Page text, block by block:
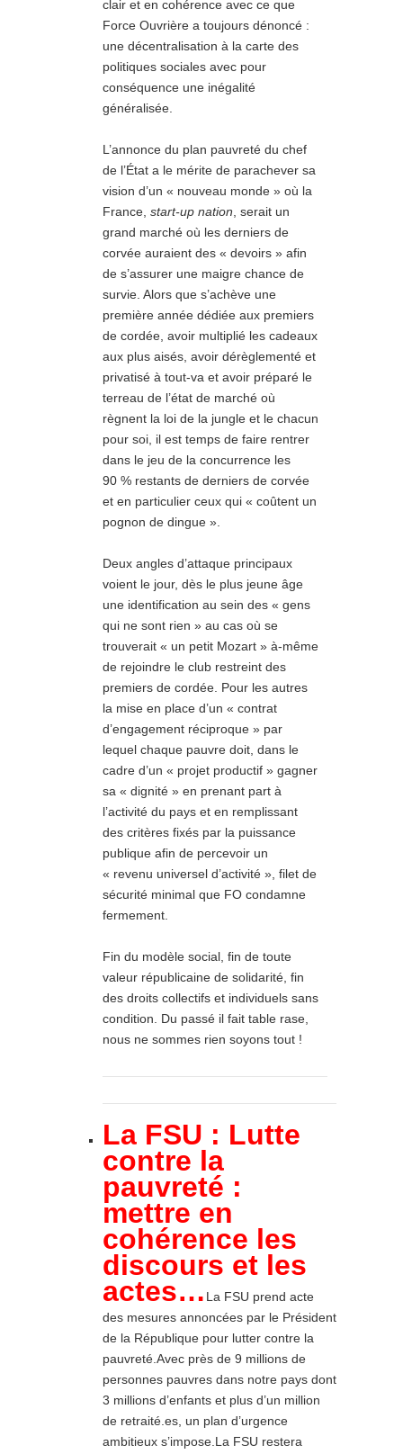
clair et en cohérence avec ce que
Force Ouvrière a toujours dénoncé :
une décentralisation à la carte des
politiques sociales avec pour
conséquence une inégalité
généralisée.
L’annonce du plan pauvreté du chef
de l’État a le mérite de parachever sa
vision d’un « nouveau monde » où la
France, start-up nation , serait un
grand marché où les derniers de
corvée auraient des « devoirs » afin
de s’assurer une maigre chance de
survie. Alors que s’achève une
première année dédiée aux premiers
de cordée, avoir multiplié les cadeaux
aux plus aisés, avoir dérèglementé et
privatisé à tout-va et avoir préparé le
terreau de l’état de marché où
règnent la loi de la jungle et le chacun
pour soi, il est temps de faire rentrer
dans le jeu de la concurrence les
90 % restants de derniers de corvée
et en particulier ceux qui « coûtent un
pognon de dingue ».
Deux angles d’attaque principaux
voient le jour, dès le plus jeune âge
une identification au sein des « gens
qui ne sont rien » au cas où se
trouverait « un petit Mozart » à-même
de rejoindre le club restreint des
premiers de cordée. Pour les autres
la mise en place d’un « contrat
d’engagement réciproque » par
lequel chaque pauvre doit, dans le
cadre d’un « projet productif » gagner
sa « dignité » en prenant part à
l’activité du pays et en remplissant
des critères fixés par la puissance
publique afin de percevoir un
« revenu universel d’activité », filet de
sécurité minimal que FO condamne
fermement.
Fin du modèle social, fin de toute
valeur républicaine de solidarité, fin
des droits collectifs et individuels sans
condition. Du passé il fait table rase,
nous ne sommes rien soyons tout !
La FSU : Lutte
contre la
pauvreté :
mettre en
cohérence les
discours et les
actes… La FSU prend acte
des mesures annoncées par le Président
de la République pour lutter contre la
pauvreté.Avec près de 9 millions de
personnes pauvres dans notre pays dont
3 millions d’enfants et plus d’un million
de retraité.es, un plan d’urgence
ambitieux s’impose.La FSU restera